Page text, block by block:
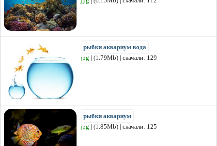
рыбки аквариум вода
jpg | (1.79Mb) | скачали: 129
рыбки аквариум
jpg | (1.85Mb) | скачали: 125